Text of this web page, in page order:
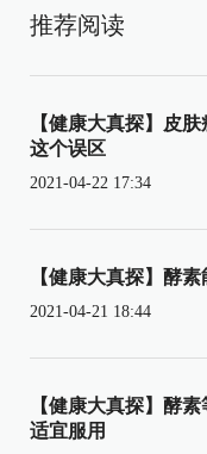
推荐阅读
【健康大真探】皮
这个误区
2021-04-22 17:34
【健康大真探】酵
2021-04-21 18:44
【健康大真探】酵
适宜服用